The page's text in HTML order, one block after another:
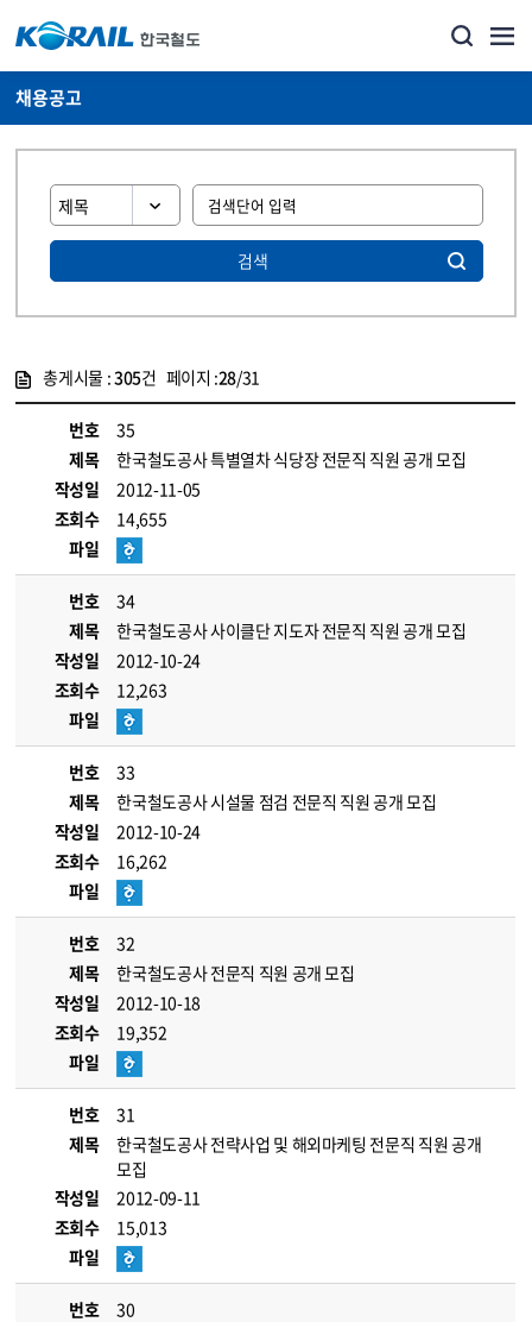
채용공고
검색
총게시물 :305건 페이지 :28/31
번호
35
제목
한국철도공사 특별열차 식당장 전문직 직원 공개 모집
작성일
2012-11-05
조회수
14,655
파일
번호
34
제목
한국철도공사 사이클단 지도자 전문직 직원 공개 모집
작성일
2012-10-24
조회수
12,263
파일
번호
33
제목
한국철도공사 시설물 점검 전문직 직원 공개 모집
작성일
2012-10-24
조회수
16,262
파일
번호
32
제목
한국철도공사 전문직 직원 공개 모집
작성일
2012-10-18
조회수
19,352
파일
번호
31
제목
한국철도공사 전략사업 및 해외마케팅 전문직 직원 공개
모집
작성일
2012-09-11
조회수
15,013
파일
번호
30